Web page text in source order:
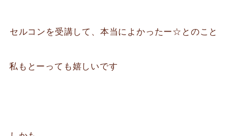
⁡セルコンを受講して、本当によかったー☆とのこと
私もとーっても嬉しいです